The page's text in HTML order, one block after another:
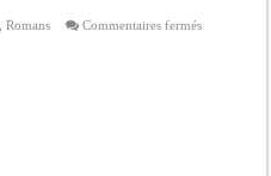
,Romans Commentaires ferméssur